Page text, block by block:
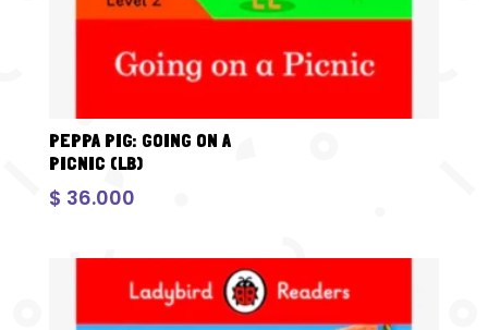
PEPPA PIG: GOING ON A
PICNIC (LB)
$ 36.000